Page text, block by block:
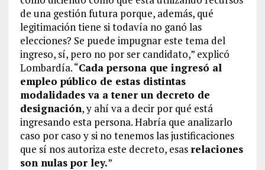
de una gestión futura porque, además, qué
legitimación tiene si todavía no ganó las
elecciones? Se puede impugnar este tema del
ingreso, sí, pero no por ser candidato,” explicó
Lombardía. “Cada persona que ingresó al
empleo público de estas distintas
modalidades va a tener un decreto de
designación, y ahí va a decir por qué está
ingresando esta persona. Habría que analizarlo
caso por caso y si no tenemos las justificaciones
que sí nos autoriza este decreto, esas relaciones
son nulas por ley.”